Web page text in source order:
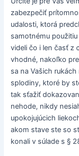
zabezpečiť
udalosti, ktorá
samotnému
videli čo i len časť z
vhodné, nakoľko
sa na Vašich
splodiny, ktoré by
tak sťažiť
nehode, nikdy
upokojujúcich
akom stave ste so
konali v súlade s §